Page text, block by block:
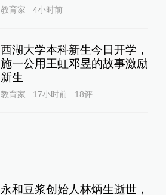
教育家 4小时前
西湖大学本科新生今日开学，
施一公用王虹邓昱的故事激励
新生
教育家 17小时前 18评
永和豆浆创始人林炳生逝世，